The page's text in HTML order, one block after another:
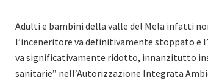
Adulti e bambini della valle del Mela infatti
l’inceneritore va definitivamente stoppato e
va significativamente ridotto, innanzitutto
sanitarie” nell’Autorizzazione Integrata